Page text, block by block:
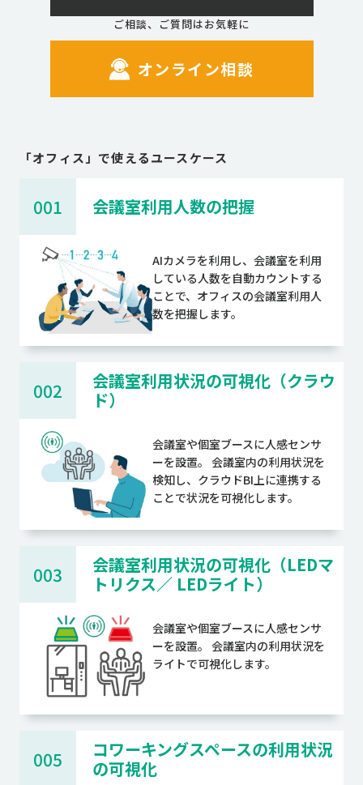
ご相談、ご質問はお気軽に
オンライン相談
「オフィス」で使えるユースケース
001 会議室利用人数の把握
AIカメラを利用し、会議室を利用
している人数を自動カウントする
ことで、オフィスの会議室利用人
数を把握します。
002
会議室利用状況の可視化（クラウ
ド）
会議室や個室ブースに人感センサ
ーを設置。 会議室内の利用状況を
検知し、クラウドBI上に連携する
ことで状況を可視化します。
003
会議室利用状況の可視化（LEDマ
トリクス／ LEDライト）
会議室や個室ブースに人感センサ
ーを設置。 会議室内の利用状況を
ライトで可視化します。
005
コワーキングスペースの利用状況
の可視化